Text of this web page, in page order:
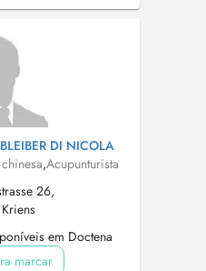
DI NICOLA
,Acupunturista
26,
em Doctena
marcar